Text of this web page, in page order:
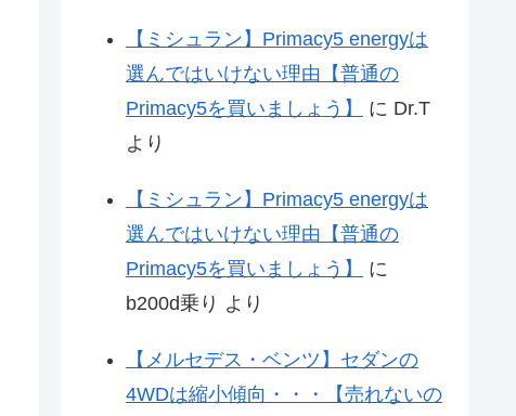
【ミシュラン】Primacy5 energyは
選んではいけない理由【普通の
Primacy5を買いましょう】
に Dr.T
より
【ミシュラン】Primacy5 energyは
選んではいけない理由【普通の
Primacy5を買いましょう】
に
b200d乗り より
【メルセデス・ベンツ】セダンの
4WDは縮小傾向・・・【売れないの